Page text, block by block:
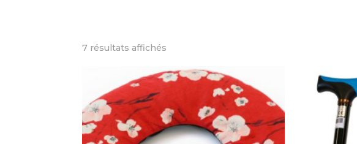
7 résultats affichés